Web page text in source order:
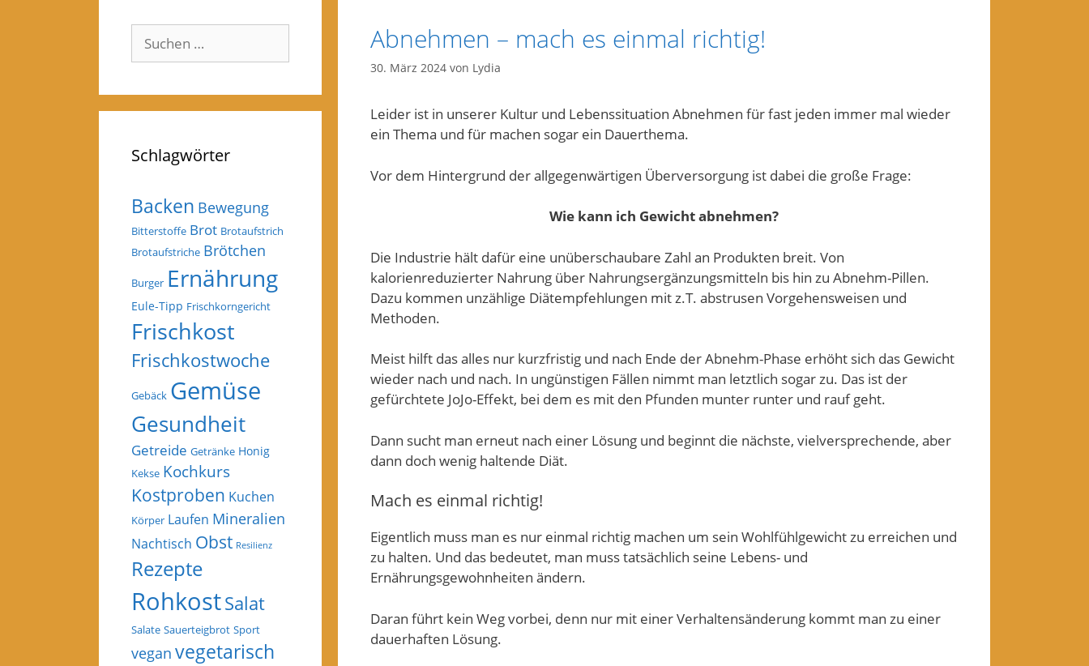
Abnehmen – mach es einmal richtig!
30. März 2024 von Lydia
Leider ist in unserer Kultur und Lebenssituation Abnehmen für fast jeden immer mal wieder
ein Thema und für machen sogar ein Dauerthema.
Vor dem Hintergrund der allgegenwärtigen Überversorgung ist dabei die große Frage:
Wie kann ich Gewicht abnehmen?
Die Industrie hält dafür eine unüberschaubare Zahl an Produkten breit. Von
kalorienreduzierter Nahrung über Nahrungsergänzungsmitteln bis hin zu Abnehm-Pillen.
Dazu kommen unzählige Diätempfehlungen mit z.T. abstrusen Vorgehensweisen und
Methoden.
Meist hilft das alles nur kurzfristig und nach Ende der Abnehm-Phase erhöht sich das Gewicht
wieder nach und nach. In ungünstigen Fällen nimmt man letztlich sogar zu. Das ist der
gefürchtete JoJo-Effekt, bei dem es mit den Pfunden munter runter und rauf geht.
Dann sucht man erneut nach einer Lösung und beginnt die nächste, vielversprechende, aber
dann doch wenig haltende Diät.
Mach es einmal richtig!
Eigentlich muss man es nur einmal richtig machen um sein Wohlfühlgewicht zu erreichen und
zu halten. Und das bedeutet, man muss tatsächlich seine Lebens- und
Ernährungsgewohnheiten ändern.
Daran führt kein Weg vorbei, denn nur mit einer Verhaltensänderung kommt man zu einer
dauerhaften Lösung.
Suchen
nach:
Schlagwörter
Backen Bewegung
Bitterstoffe Brot Brotaufstrich
Brotaufstriche Brötchen
Burger Ernährung
Eule-Tipp Frischkorngericht
Frischkost
Frischkostwoche
Gebäck Gemüse
Gesundheit
Getreide Getränke Honig
Kekse Kochkurs
Kostproben Kuchen
Körper Laufen Mineralien
Nachtisch Obst Resilienz
Rezepte
RohkostSalat
Salate Sauerteigbrot Sport
vegan vegetarisch